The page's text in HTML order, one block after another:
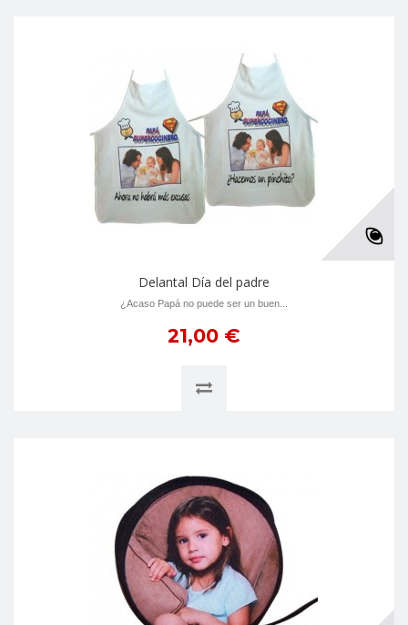
Delantal Día del padre
¿Acaso Papá no puede ser un buen...
21,00 €